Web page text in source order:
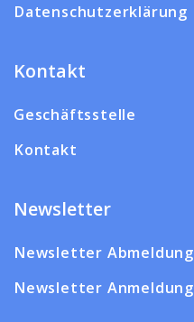
Datenschutzerklärung
Kontakt
Geschäftsstelle
Kontakt
Newsletter
Newsletter Abmeldung
Newsletter Anmeldung